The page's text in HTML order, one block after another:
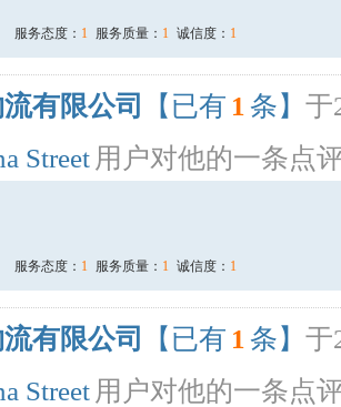
服务态度： 1 服务质量： 1 诚信度： 1
有限公司 【已有 1 条】 于
Street 用户对他的一条点
服务态度： 1 服务质量： 1 诚信度： 1
有限公司 【已有 1 条】 于
Street 用户对他的一条点